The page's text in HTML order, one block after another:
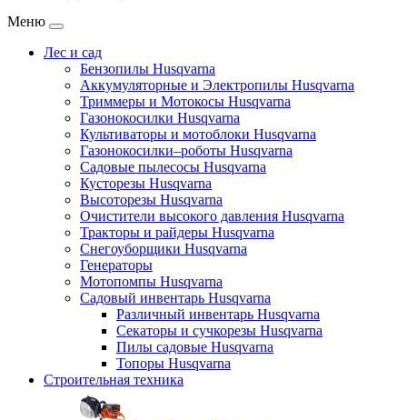
Меню
Лес и сад
Бензопилы Husqvarna
Аккумуляторные и Электропилы Нusqvarna
Триммеры и Мотокосы Нusqvarna
Газонокосилки Husqvarna
Культиваторы и мотоблоки Husqvarna
Газонокосилки–роботы Husqvarna
Садовые пылесосы Husqvarna
Кусторезы Husqvarna
Высоторезы Husqvarna
Очистители высокого давления Husqvarna
Тракторы и райдеры Husqvarna
Снегоуборщики Husqvarna
Генераторы
Мотопомпы Husqvarna
Садовый инвентарь Husqvarna
Различный инвентарь Husqvarna
Секаторы и сучкорезы Husqvarna
Пилы садовые Husqvarna
Топоры Husqvarna
Строительная техника